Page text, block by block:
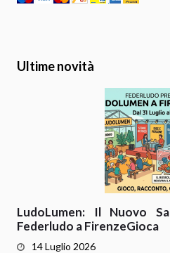
Ultime novità
14 Luglio 2026
LudoLumen: Il Nuovo
Federludo a FirenzeGioca